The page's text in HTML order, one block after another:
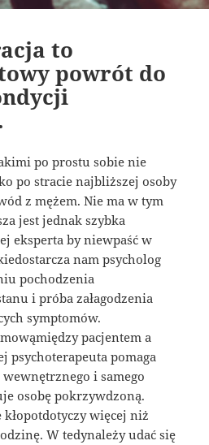
to
powrót do
po prostu sobie nie
po stracie najbliższej osoby
z mężem. Nie ma w tym
jest jednak szybka
eksperta by niewpaść w
nam psycholog
pochodzenia
i próba załagodzenia
symptomów.
pacjentem a
psychoterapeuta pomaga
i samego
osobę pokrzywdzoną.
więcej niż
W tedynależy udać się